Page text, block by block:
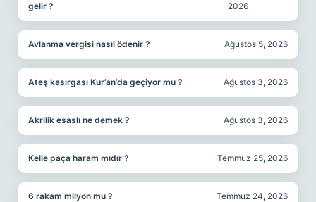
gelir ?
2026
Avlanma vergisi nasıl ödenir ? Ağustos 5, 2026
Ateş kasırgası Kur’an’da geçiyor mu ? Ağustos 3, 2026
Akrilik esaslı ne demek ? Ağustos 3, 2026
Kelle paça haram mıdır ? Temmuz 25, 2026
6 rakam milyon mu ? Temmuz 24, 2026